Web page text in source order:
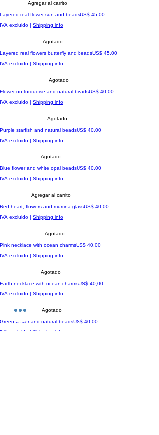
Agregar al carrito
Layered real flower sun and beadsPrecio
US$ 45,00
IVA excluido
Shipping info
Agotado
Layered real flowers butterfly and beadsPrecio
US$ 45,00
IVA excluido
Shipping info
Agotado
Flower on turquoise and natural beadsPrecio
US$ 40,00
IVA excluido
Shipping info
Agotado
Purple starfish and natural beadsPrecio
US$ 40,00
IVA excluido
Shipping info
Agotado
Blue flower and white opal beadsPrecio
US$ 40,00
IVA excluido
Shipping info
Agregar al carrito
Red heart, flowers and murrina glassPrecio
US$ 40,00
IVA excluido
Shipping info
Agotado
Pink necklace with ocean charmsPrecio
US$ 40,00
IVA excluido
Shipping info
Agotado
Earth necklace with ocean charmsPrecio
US$ 40,00
IVA excluido
Shipping info
Agotado
Green flower and natural beadsPrecio
US$ 40,00
IVA excluido
| Shipping info